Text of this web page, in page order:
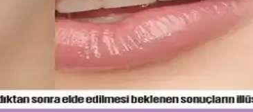
Ürünler
düzenli kullanım sağlıklı gülüşler sağlar.
Seçenekler ve İpuçları
tazelik sağlar. Cilt tipine uygun seçenekler ve doğru